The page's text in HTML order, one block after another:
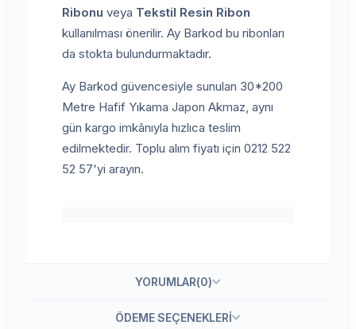
Ribonu veya Tekstil Resin Ribon
kullanılması önerilir. Ay Barkod bu ribonları
da stokta bulundurmaktadır.
Ay Barkod güvencesiyle sunulan 30*200
Metre Hafif Yıkama Japon Akmaz, aynı
gün kargo imkânıyla hızlıca teslim
edilmektedir. Toplu alım fiyatı için 0212 522
52 57'yi arayın.
YORUMLAR(0)
ÖDEME SEÇENEKLERI